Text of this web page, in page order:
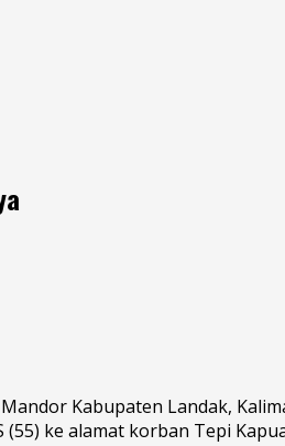
Kabupaten Landak,
ke alamat korban Tepi